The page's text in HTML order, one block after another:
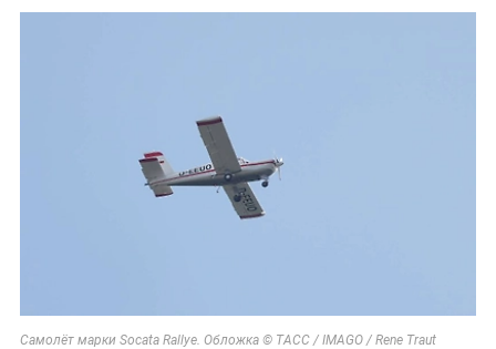
Самолёт марки Socata Rallye. Обложка © ТАСС / IMAGO / Rene Traut